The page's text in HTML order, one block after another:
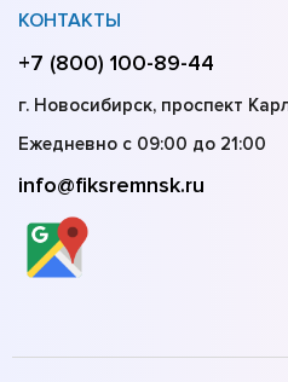
КОНТАКТЫ
+7 (800) 100-89-44
г. Новосибирск, проспект
Ежедневно с 09:00 до 21:00
info@fiksremnsk.ru